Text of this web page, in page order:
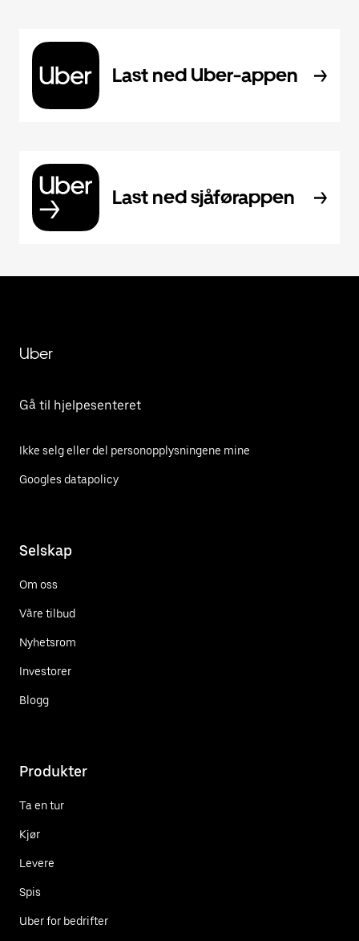
Last ned Uber-appen
Last ned sjåførappen
Uber
Gå til hjelpesenteret
Ikke selg eller del personopplysningene mine
Googles datapolicy
Selskap
Om oss
Våre tilbud
Nyhetsrom
Investorer
Blogg
Produkter
Ta en tur
Kjør
Levere
Spis
Uber for bedrifter